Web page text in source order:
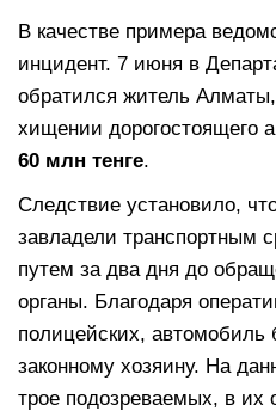
В качестве примера
инцидент. 7 июня в
обратился житель
хищении дорогостоящего
60 млн тенге.
Следствие установило,
завладели транспортным
путем за два дня до
органы. Благодаря
полицейских,
законному хозяину. На
трое подозреваемых, в их